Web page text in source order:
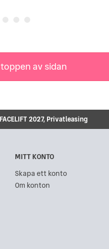
av sidan
2027, Privatleasing
MITT KONTO
Skapa ett konto
Om konton